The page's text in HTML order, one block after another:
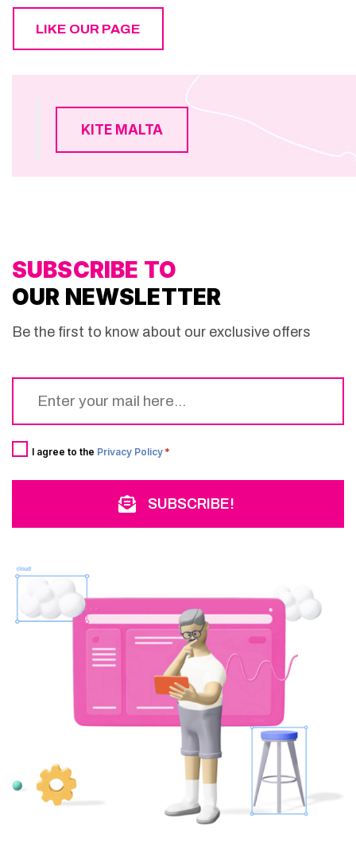
LIKE OUR PAGE
KITE MALTA
SUBSCRIBE TO
OUR NEWSLETTER
Be the first to know about our exclusive offers
Email
Consent
*
I agree to the Privacy Policy *